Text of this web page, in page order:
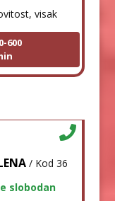
visak
600
/ Kod 36
slobodan